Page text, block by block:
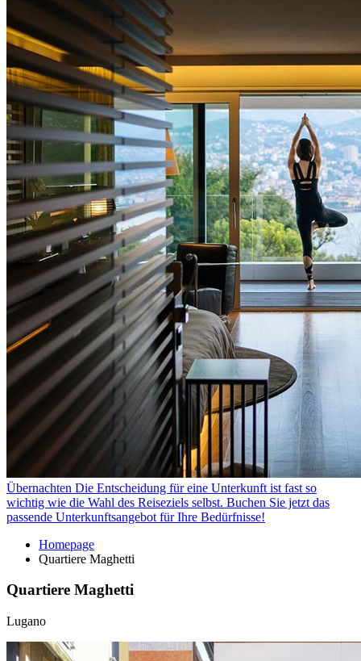
Übernachten Die Entscheidung für eine Unterkunft ist fast so
wichtig wie die Wahl des Reiseziels selbst. Buchen Sie jetzt das
passende Unterkunftsangebot für Ihre Bedürfnisse!
Homepage
Quartiere Maghetti
Quartiere Maghetti
Lugano